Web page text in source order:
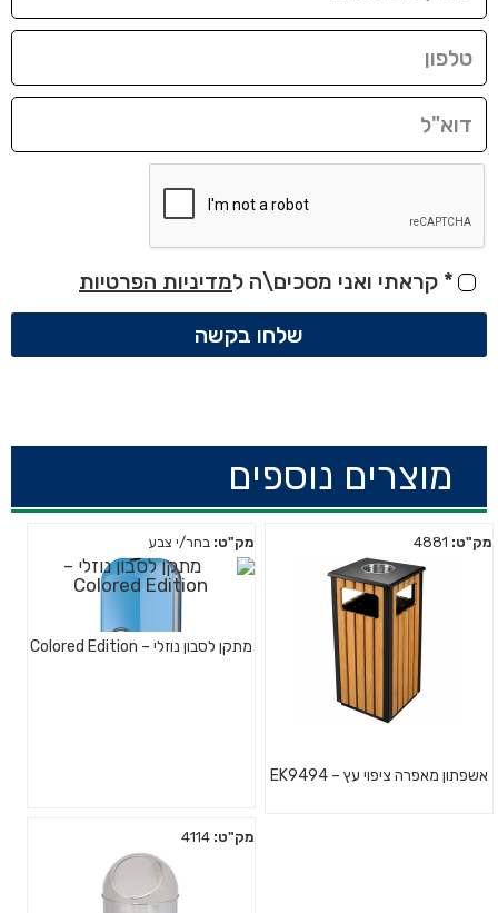
* קראתי ואני מסכים\ה למדיניות הפרטיות
שלחו בקשה
מוצרים נוספים
מק"ט:
אשפתון מאפרה ציפוי עץ – EK9494
מק"ט: בחר/י צבע
מתקן לסבון נוזלי – Colored Edition
מק"ט: 4114